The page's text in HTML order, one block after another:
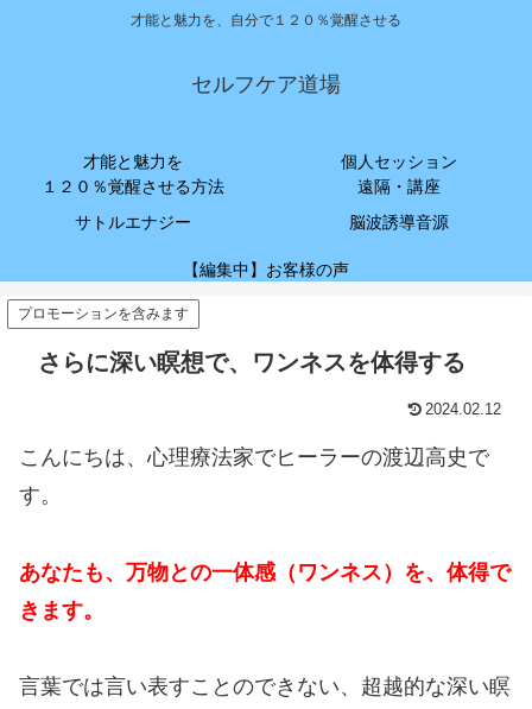
才能と魅力を、自分で１２０％覚醒させる
セルフケア道場
才能と魅力を
１２０％覚醒させる方法
個人セッション
遠隔・講座
サトルエナジー
脳波誘導音源
【編集中】お客様の声
プロモーションを含みます
さらに深い瞑想で、ワンネスを体得する
2024.02.12
こんにちは、心理療法家でヒーラーの渡辺高史で
す。
あなたも、万物との一体感（ワンネス）を、体得で
きます。
言葉では言い表すことのできない、超越的な深い瞑